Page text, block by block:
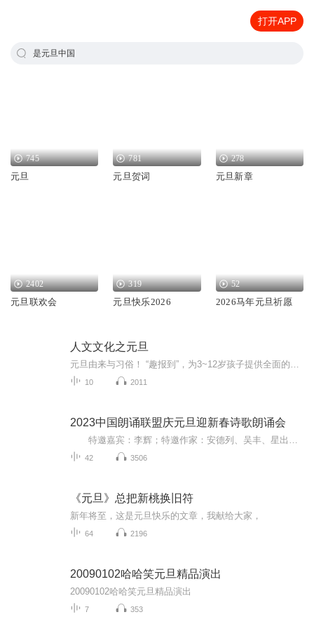
打开APP
是元旦中国
745
元旦
781
元旦贺词
278
元旦新章
2402
元旦联欢会
319
元旦快乐2026
52
2026马年元旦祈愿
人文文化之元旦
10 2011
2023中国朗诵联盟庆元旦迎新春诗歌朗诵会
42 3506
《元旦》总把新桃换旧符
新年将至，这是元旦快乐的文章，我献给大家，
64 2196
20090102哈哈笑元旦精品演出
20090102哈哈笑元旦精品演出
7 353